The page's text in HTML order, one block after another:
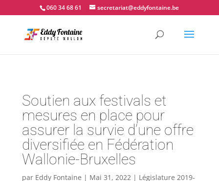
📍 Couvin - 060.34.68.61
060 34 68 61 secretariat@eddyfontaine.be
Soutien aux festivals et
mesures en place pour
assurer la survie d’une offre
diversifiée en Fédération
Wallonie-Bruxelles
par Eddy Fontaine | Mai 31, 2022| Législature 2019-